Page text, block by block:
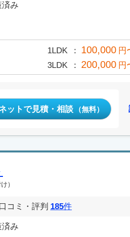
み
1LDK 100,000 円
3LDK 200,000 円
ットで見積・相談 （無料）
）
コミ・評判 185件
み